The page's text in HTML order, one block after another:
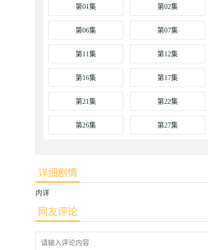
第01集 第02集
第06集 第07集
第11集 第12集
第16集 第17集
第21集 第22集
第26集 第27集
详细剧情
内详
网友评论